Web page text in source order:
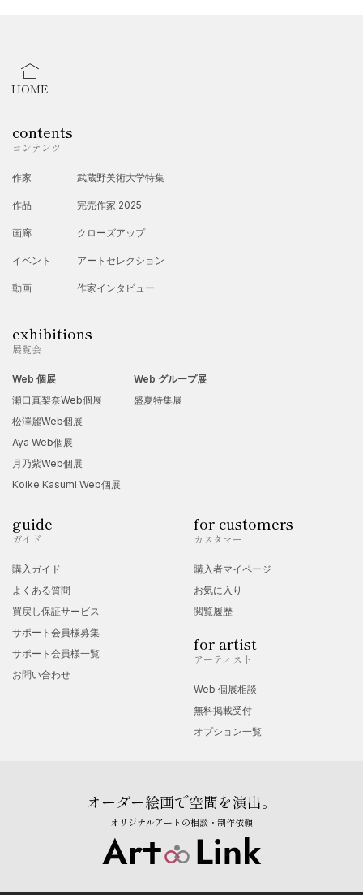
2021年 第7回 個展（日本橋三越本店）
2024年 第8回 個展（日本橋三越本店）
【受賞歴】
1987年 再興第72回院展 初入選（以降毎回出品 35回入選）
1992年 第47回春の院展 初入選（以降25回入選）
2000年 再興第85回院展奨励賞
2003年 再興第88回院展奨励賞、天心記念茨城賞
2012年 第67回春の院展奨励賞受賞、外務大臣賞受賞 第97回
院展奨励賞受賞
2018年 院展大観賞受賞
2020年 第105回院展奨励賞受賞
HOME
contents
コンテンツ
作家
作品
画廊
イベント
動画
武蔵野美術大学特集
完売作家 2025
クローズアップ
アートセレクション
作家インタビュー
exhibitions
展覧会
Web 個展
瀬口真梨奈Web個展
松澤麗Web個展
Aya Web個展
月乃紫Web個展
Koike Kasumi Web個展
Web グループ展
盛夏特集展
guide
ガイド
購入ガイド
よくある質問
買戻し保証サービス
サポート会員様募集
サポート会員様一覧
お問い合わせ
for customers
カスタマー
購入者マイページ
お気に入り
閲覧履歴
for artist
アーティスト
Web 個展相談
無料掲載受付
オプション一覧
オーダー絵画で空間を演出。
オリジナルアートの相談・制作依頼